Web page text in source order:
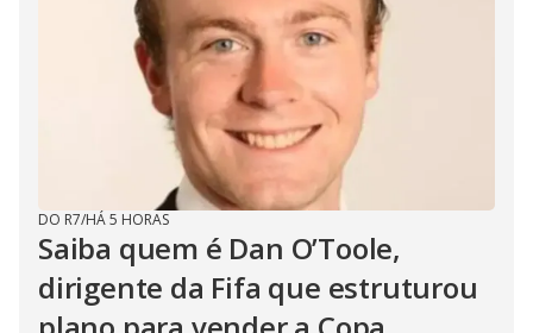
DO R7/HÁ 5 HORAS
Saiba quem é Dan O’Toole,
dirigente da Fifa que estruturou